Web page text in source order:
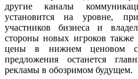
другие каналы
установится на уровне,
участников бизнеса и
стороны новых игроков также
цены в нижнем ценовом
предложения останется
рекламы в обозримом будущем.